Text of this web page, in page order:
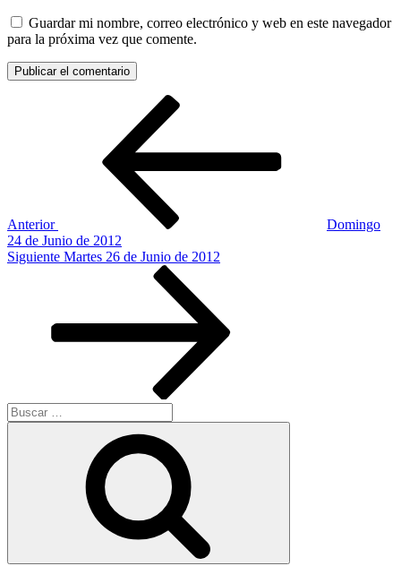
Guardar mi nombre, correo electrónico y web en este navegador
para la próxima vez que comente.
Anterior
Domingo
24 de Junio de 2012
Siguiente
Siguiente Martes 26 de Junio de 2012
Buscar
por: